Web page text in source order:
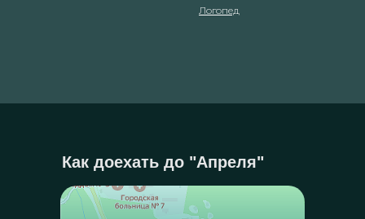
Логопед
Как доехать до "Апреля"